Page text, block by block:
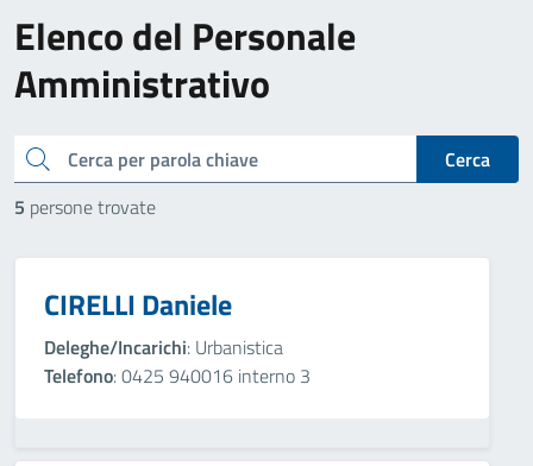
Elenco del Personale
Amministrativo
cerca
Cerca
5 persone trovate
CIRELLI Daniele
Deleghe/Incarichi: Urbanistica
Telefono: 0425 940016 interno 3